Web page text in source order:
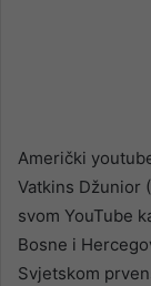
Američki
Vatkins Džunior
svom YouTube
Bosne i
Svjetskom